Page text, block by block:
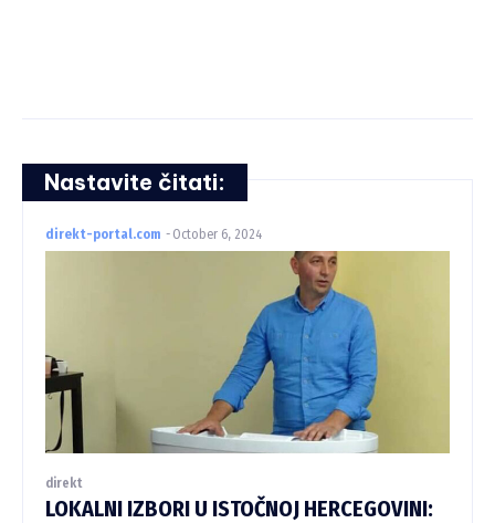
Nastavite čitati:
direkt-portal.com - October 6, 2024
direkt
LOKALNI IZBORI U ISTOČNOJ HERCEGOVINI: